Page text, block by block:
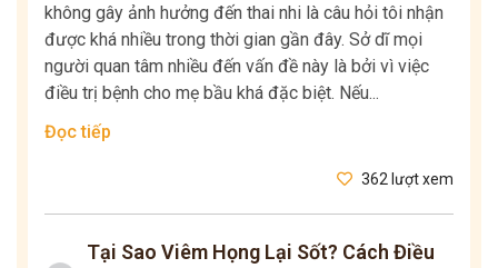
không gây ảnh hưởng đến thai nhi là câu hỏi tôi nhận
được khá nhiều trong thời gian gần đây. Sở dĩ mọi
người quan tâm nhiều đến vấn đề này là bởi vì việc
điều trị bệnh cho mẹ bầu khá đặc biệt. Nếu...
Đọc tiếp
362 lượt xem
Tại Sao Viêm Họng Lại Sốt? Cách Điều